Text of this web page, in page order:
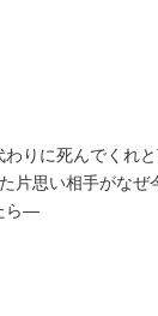
りに死んでくれ
片思い相手がなぜ
ら―